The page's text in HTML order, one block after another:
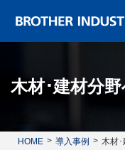
木材･建材分
HOME 導入事例 木材･